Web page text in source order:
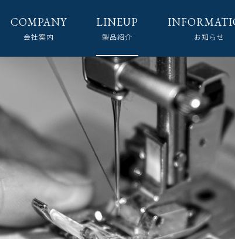
COMPANY
会社案内
LINEUP
製品紹介 お知らせ